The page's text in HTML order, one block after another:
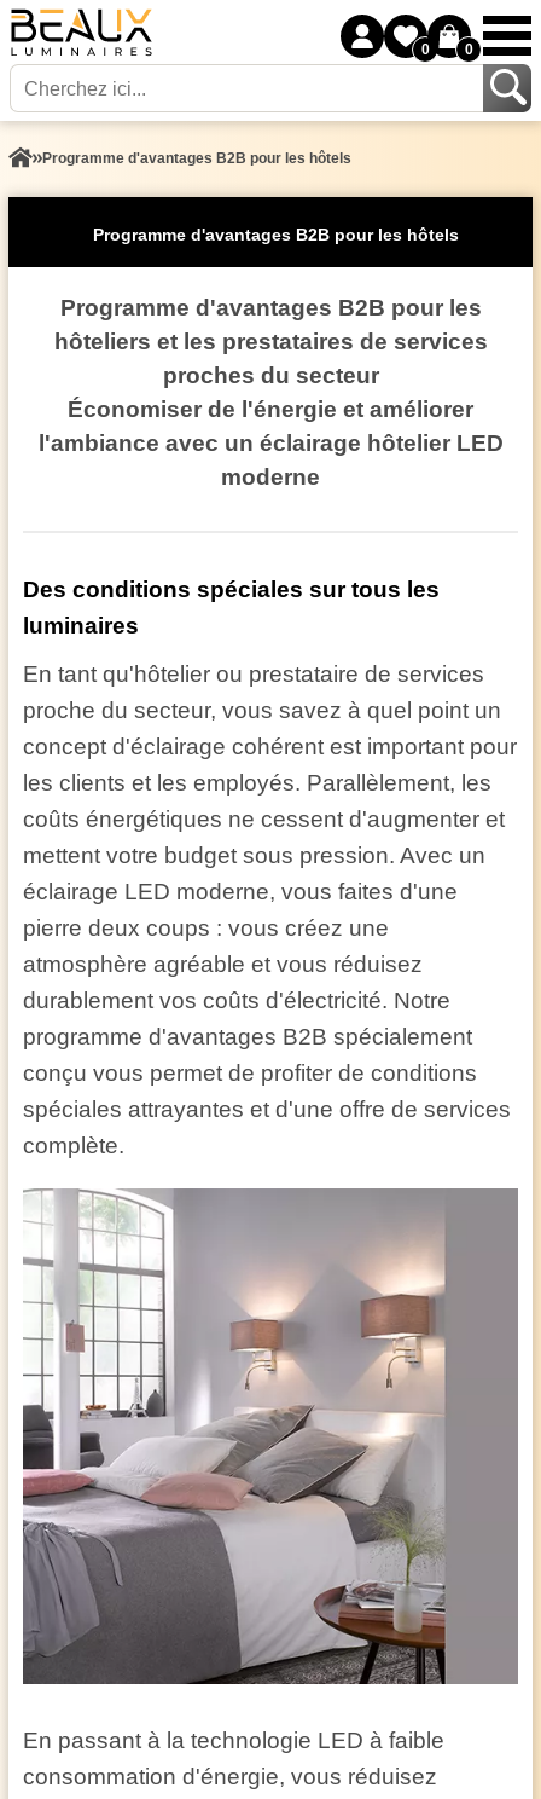
0 0
Programme d'avantages B2B pour les hôtels
Programme d'avantages B2B pour les hôtels
Programme d'avantages B2B pour les
hôteliers et les prestataires de services
proches du secteur
Économiser de l'énergie et améliorer
l'ambiance avec un éclairage hôtelier LED
moderne
Des conditions spéciales sur tous les
luminaires
En tant qu'hôtelier ou prestataire de services
proche du secteur, vous savez à quel point un
concept d'éclairage cohérent est important pour
les clients et les employés. Parallèlement, les
coûts énergétiques ne cessent d'augmenter et
mettent votre budget sous pression. Avec un
éclairage LED moderne, vous faites d'une
pierre deux coups : vous créez une
atmosphère agréable et vous réduisez
durablement vos coûts d'électricité. Notre
programme d'avantages B2B spécialement
conçu vous permet de profiter de conditions
spéciales attrayantes et d'une offre de services
complète.
En passant à la technologie LED à faible
consommation d'énergie, vous réduisez